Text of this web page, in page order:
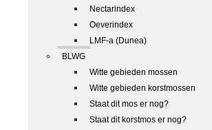
Nectarindex
Oeverindex
LMF-a (Dunea)
BLWG
Witte gebieden mossen
Witte gebieden korstmossen
Staat dit mos er nog?
Staat dit korstmos er nog?